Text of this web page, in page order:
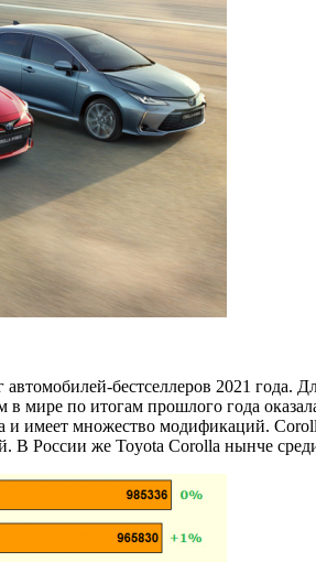
бестселлеров 2021
по итогам прошлого года
и имеет множество модификаций.
В России же Toyota Corolla нынче